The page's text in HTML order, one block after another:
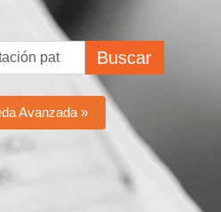
Buscar
Avanzada »